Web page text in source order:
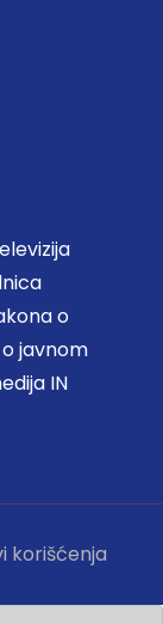
o
javnom
IN
korišćenja